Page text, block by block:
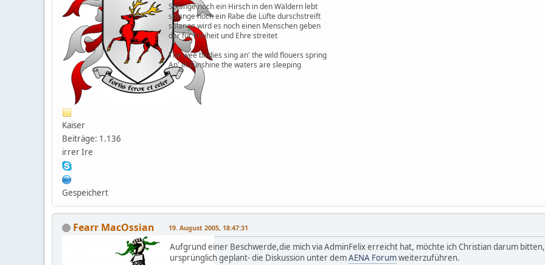
Kaiser
Beiträge: 1.136
irrer Ire
Gespeichert
Solange noch ein Hirsch in den Wäldern lebt
solange noch ein Rabe die Lüfte durschstreift
solange wird es noch einen Menschen geben
der für Freiheit und Ehre streitet
The wee birdies sing an' the wild flouers spring
An' in sunshine the waters are sleeping
Fearr MacOssian 19. August 2005, 18:47:31
Aufgrund einer Beschwerde,die mich via AdminFelix erreicht hat, möchte ich Christian darum
ursprünglich geplant- die Diskussion unter demAENA Forumweiterzuführen.